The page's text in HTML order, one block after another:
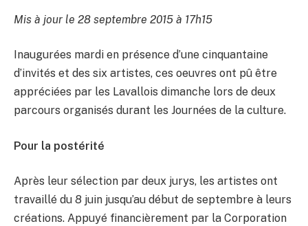
Mis à jour le 28 septembre 2015 à 17h15
Inaugurées mardi en présence d’une cinquantaine
d’invités et des six artistes, ces oeuvres ont pû être
appréciées par les Lavallois dimanche lors de deux
parcours organisés durant les Journées de la culture.
Pour la postérité
Après leur sélection par deux jurys, les artistes ont
travaillé du 8 juin jusqu’au début de septembre à leurs
créations. Appuyé financièrement par la Corporation